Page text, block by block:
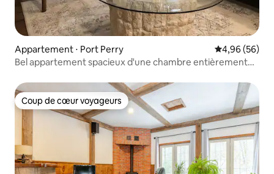
Appartement ⋅ Port Perry Évaluation
4,96 (56)
Bel appartement spacieux d'une chambre entièrement
Coup de cœur voyageurs
Coup de cœur voyageurs